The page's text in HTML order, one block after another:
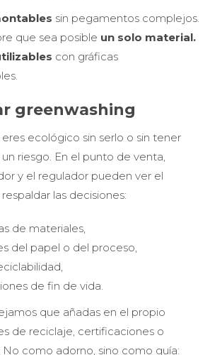
sin pegamentos complejos.
que sea posible un solo material.
con gráficas
greenwashing
eres ecológico sin serlo o sin tener
riesgo. En el punto de venta,
y el regulador pueden ver el
las decisiones:
de materiales,
del papel o del proceso,
de fin de vida.
que añadas en el propio
de reciclaje, certificaciones o
como adorno, sino como guía: